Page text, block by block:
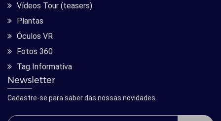
Vídeos Tour (teasers)
Plantas
Óculos VR
Fotos 360
Tag Informativa
Newsletter
Cadastre-se para saber das nossas novidades